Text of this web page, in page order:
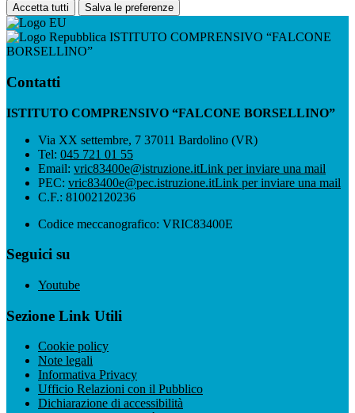
Accetta tutti Salva le preferenze
ISTITUTO COMPRENSIVO “FALCONE
BORSELLINO”
Contatti
ISTITUTO COMPRENSIVO “FALCONE BORSELLINO”
Via XX settembre, 7 37011 Bardolino (VR)
Tel: 045 721 01 55
Email: vric83400e@istruzione.itLink per inviare una mail
PEC: vric83400e@pec.istruzione.itLink per inviare una mail
C.F.: 81002120236
Codice meccanografico: VRIC83400E
Seguici su
Youtube
Sezione Link Utili
Cookie policy
Note legali
Informativa Privacy
Ufficio Relazioni con il Pubblico
Dichiarazione di accessibilità